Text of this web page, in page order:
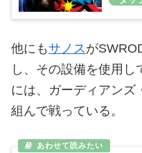
他にもサノスが
し、その設備を使用
には、ガーディアンズ
組んで戦っている。